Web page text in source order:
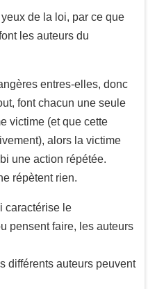
de la loi, par ce que
les auteurs du
entres-elles, donc
font chacun une seule
victime (et que cette
alors la victime
une action répétée.
répètent rien.
caractérise le
pensent faire, les auteurs
différents auteurs peuvent